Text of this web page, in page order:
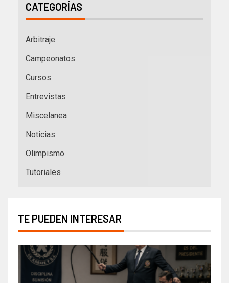
CATEGORÍAS
Arbitraje
Campeonatos
Cursos
Entrevistas
Miscelanea
Noticias
Olimpismo
Tutoriales
TE PUEDEN INTERESAR